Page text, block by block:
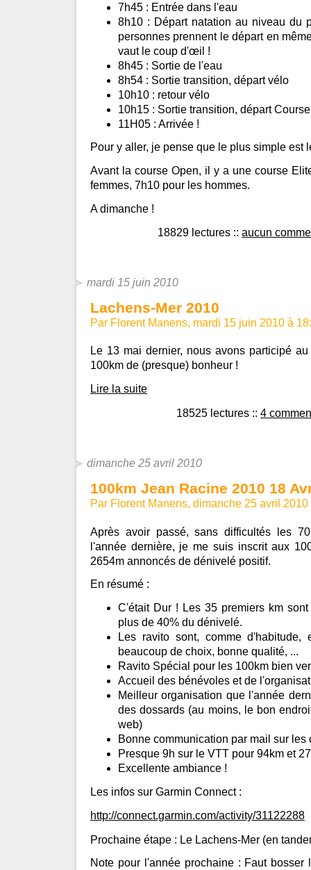
7h45 : Entrée dans l'eau
8h10 : Départ natation au niveau du
personnes prennent le départ en
vaut le coup d'œil !
8h45 : Sortie de l'eau
8h54 : Sortie transition, départ vélo
10h10 : retour vélo
10h15 : Sortie transition, départ
11H05 : Arrivée !
Pour y aller, je pense que le plus simple est
Avant la course Open, il y a une course
femmes, 7h10 pour les hommes.
A dimanche !
18829 lectures :: aucun
mardi 15 juin 2010
Lachens-Mer 2010
Par Florent Manens, mardi 15 juin 2010 à
Le 13 mai dernier, nous avons participé
100km de (presque) bonheur !
Lire la suite
18525 lectures :: 4
dimanche 25 avril 2010
100km Jean Racine 2010 18
Par Florent Manens, dimanche 25 avril
Après avoir passé, sans difficultés les
l'année dernière, je me suis inscrit aux
2654m annoncés de dénivelé positif.
En résumé :
C'était Dur ! Les 35 premiers km
plus de 40% du dénivelé.
Les ravito sont, comme d'habitude,
beaucoup de choix, bonne qualité, ...
Ravito Spécial pour les 100km bien
Accueil des bénévoles et de
Meilleur organisation que l'année
des dossards (au moins, le bon
web)
Bonne communication par mail sur
Presque 9h sur le VTT pour 94km et
Excellente ambiance !
Les infos sur Garmin Connect :
http://connect.garmin.com/activity/31122288
Prochaine étape : Le Lachens-Mer (en
Note pour l'année prochaine : Faut bosser